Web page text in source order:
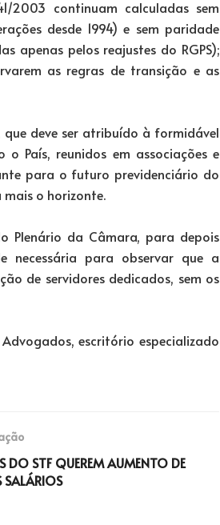
2003 continuam calculadas sem
desde 1994) e sem paridade
apenas pelos reajustes do RGPS);
as regras de transição e as
que deve ser atribuído à formidável
País, reunidos em associações e
para o futuro previdenciário do
o horizonte.
Plenário da Câmara, para depois
necessária para observar que a
de servidores dedicados, sem os
escritório especializado
DO STF QUEREM AUMENTO DE
SALÁRIOS